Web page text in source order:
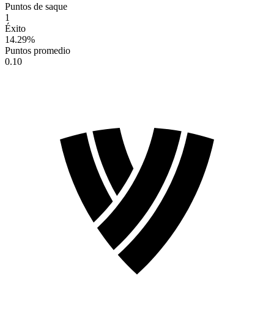
Puntos de saque
1
Éxito
14.29%
Puntos promedio
0.10